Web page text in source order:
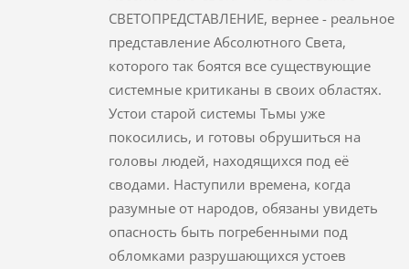
СВЕТОПРЕДСТАВЛЕНИЕ, вернее - реальное
представление Абсолютного Света,
которого так боятся все существующие
системные критиканы в своих областях.
Устои старой системы Тьмы уже
покосились, и готовы обрушиться на
головы людей, находящихся под её
сводами. Наступили времена, когда
разумные от народов, обязаны увидеть
опасность быть погребенными под
обломками разрушающихся устоев